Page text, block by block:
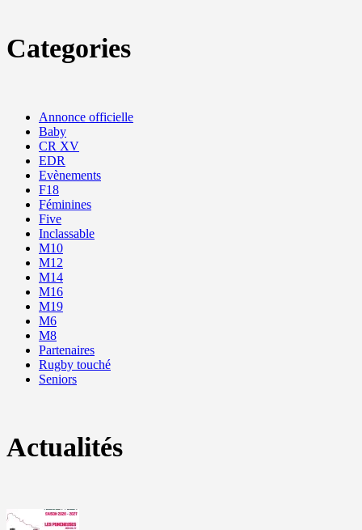
Categories
Annonce officielle
Baby
CR XV
EDR
Evènements
F18
Féminines
Five
Inclassable
M10
M12
M14
M16
M19
M6
M8
Partenaires
Rugby touché
Seniors
Actualités